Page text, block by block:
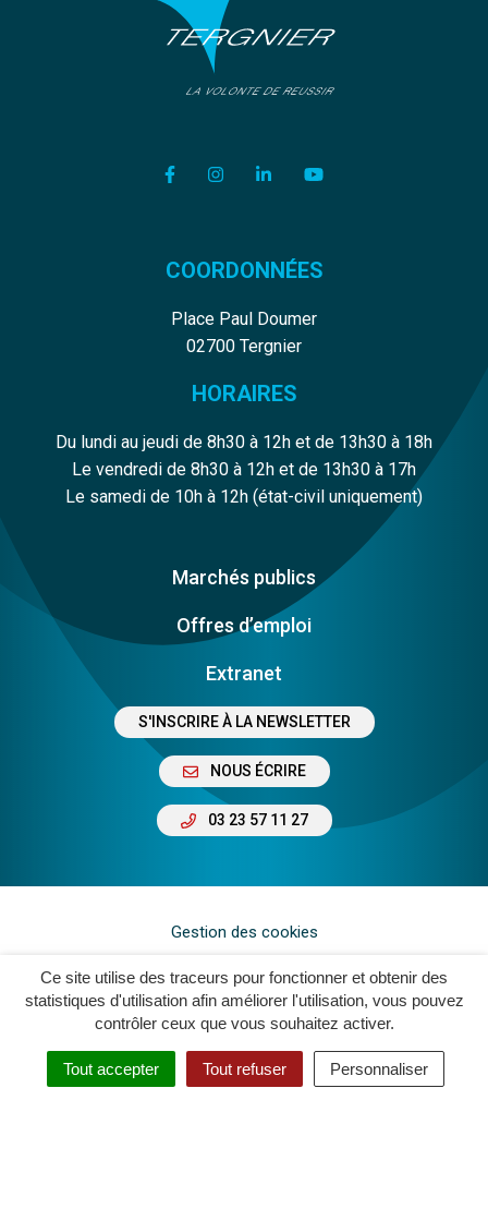
Ce site utilise des traceurs pour fonctionner et obtenir des
statistiques d'utilisation afin améliorer l'utilisation, vous pouvez
contrôler ceux que vous souhaitez activer.
Tout accepter Tout refuser Personnaliser
Lien vers le compte Facebook
Lien vers le compte Instagram
Lien vers le compte
Lien vers la chaîne
COORDONNÉES
Place Paul Doumer
02700 Tergnier
HORAIRES
Du lundi au jeudi de 8h30 à 12h et de 13h30 à 18h
Le vendredi de 8h30 à 12h et de 13h30 à 17h
Le samedi de 10h à 12h (état-civil uniquement)
Marchés publics
Offres d’emploi
Extranet
S'INSCRIRE À LA NEWSLETTER
NOUS ÉCRIRE
03 23 57 11 27
Gestion des cookies
Plan du site
Mentions légales
Crédits
Accessibilité : Non Conforme